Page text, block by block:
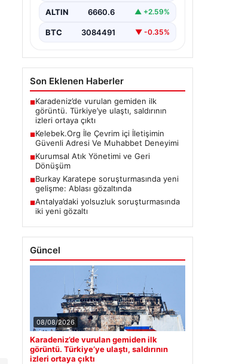
etmektedir. Halen…
ALTIN 6660.6 ▲ +2.59%
BTC 3084491 ▼ -0.35%
Son Eklenen Haberler
■Karadeniz’de vurulan gemiden ilk
görüntü. Türkiye’ye ulaştı, saldırının
izleri ortaya çıktı
■Kelebek.Org İle Çevrim içi İletişimin
Güvenli Adresi Ve Muhabbet Deneyimi
■Kurumsal Atık Yönetimi ve Geri
Dönüşüm
■Burkay Karatepe soruşturmasında yeni
gelişme: Ablası gözaltında
■Antalya’daki yolsuzluk soruşturmasında
iki yeni gözaltı
Güncel
08/08/2026
Karadeniz’de vurulan gemiden ilk
görüntü. Türkiye’ye ulaştı, saldırının
izleri ortaya çıktı